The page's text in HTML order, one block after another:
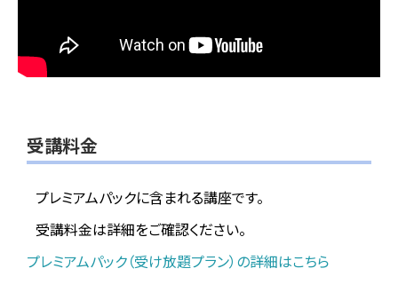
受講料金
プレミアムパックに含まれる講座です。
受講料金は詳細をご確認ください。
プレミアムパック（受け放題プラン）の詳細はこちら